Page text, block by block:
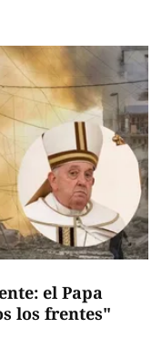
el Papa
los frentes"